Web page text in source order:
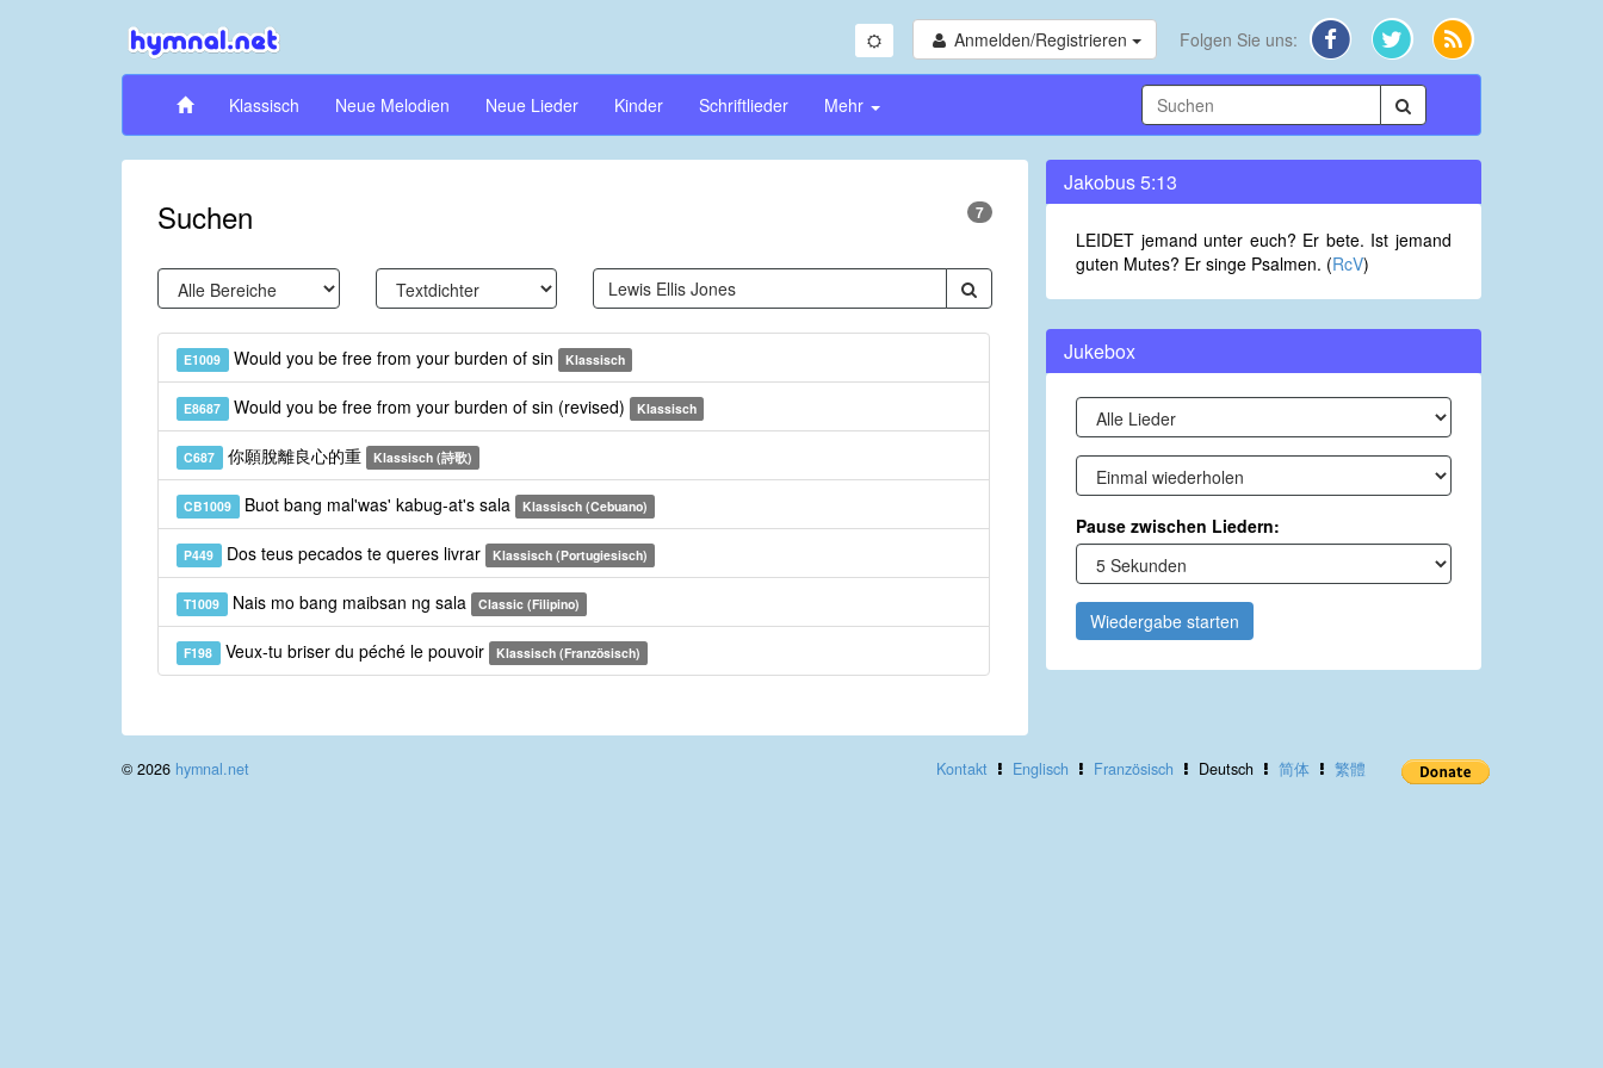
Anmelden/Registrieren Folgen Sie uns:
Klassisch Neue Melodien Neue Lieder Kinder Schriftlieder Mehr
Suchen 7
E1009 Would you be free from your burden of sin Klassisch
E8687 Would you be free from your burden of sin (revised) Klassisch
C687 你願脫離良心的重 Klassisch (詩歌)
CB1009 Buot bang mal'was' kabug-at's sala Klassisch (Cebuano)
P449 Dos teus pecados te queres livrar Klassisch (Portugiesisch)
T1009 Nais mo bang maibsan ng sala Classic (Filipino)
F198 Veux-tu briser du péché le pouvoir Klassisch (Französisch)
Jakobus 5:13
LEIDET jemand unter euch? Er bete. Ist jemand
guten Mutes? Er singe Psalmen. (RcV)
Jukebox
Pause zwischen Liedern:
Wiedergabe starten
Kontakt Englisch Französisch Deutsch 简体 繁體
© 2026 hymnal.net